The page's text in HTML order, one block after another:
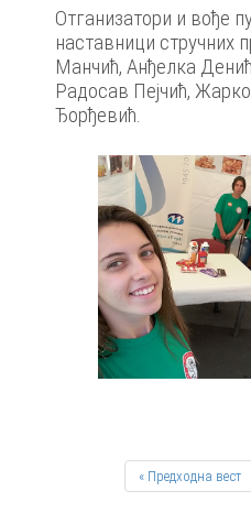
Отганизатори и вође
наставници стручних
Манчић, Анђелка
Радосав Пејчић,
Ђорђевић.
« Предходна вест